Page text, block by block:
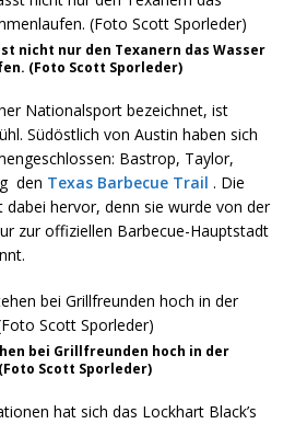
nicht nur den Texanern das Wasser
(Foto Scott Sporleder)
Nationalsport bezeichnet, ist
Südöstlich von Austin haben sich
Bastrop, Taylor,
den Texas Barbecue Trail . Die
hervor, denn sie wurde von der
zur offiziellen Barbecue-Hauptstadt
bei Grillfreunden hoch in der
Scott Sporleder)
hat sich das Lockhart Black’s